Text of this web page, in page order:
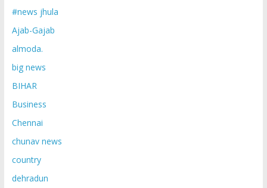
#news jhula
Ajab-Gajab
almoda.
big news
BIHAR
Business
Chennai
chunav news
country
dehradun